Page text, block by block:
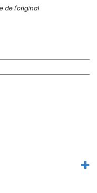
de l'original